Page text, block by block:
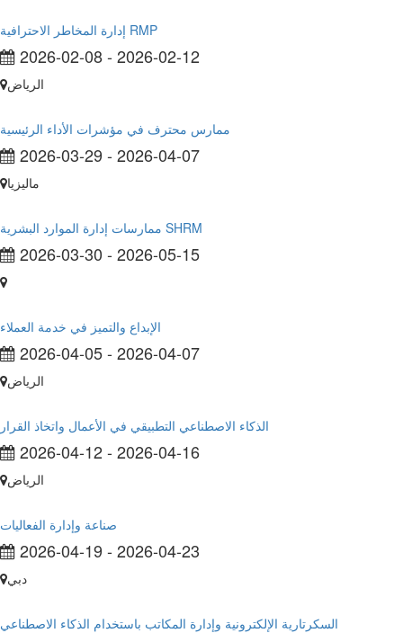
إدارة المخاطر الاحترافية RMP
2026-02-08- 2026-02-12
الرياض
ممارس محترف في مؤشرات الأداء الرئيسية
2026-03-29 - 2026-04-07
ماليزيا
ممارسات إدارة الموارد البشرية SHRM
2026-03-30 - 2026-05-15
الإبداع والتميز في خدمة العملاء
2026-04-05- 2026-04-07
الرياض
الذكاء الاصطناعي التطبيقي في الأعمال واتخاذ القرار
2026-04-12- 2026-04-16
الرياض
صناعة وإدارة الفعاليات
2026-04-19 - 2026-04-23
دبي
السكرتارية الإلكترونية وإدارة المكاتب باستخدام الذكاء الاصطناعي